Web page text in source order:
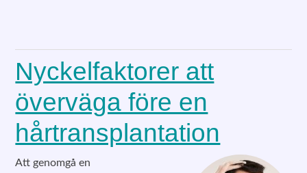
Nyckelfaktorer att
överväga före en
hårtransplantation
Att genomgå en